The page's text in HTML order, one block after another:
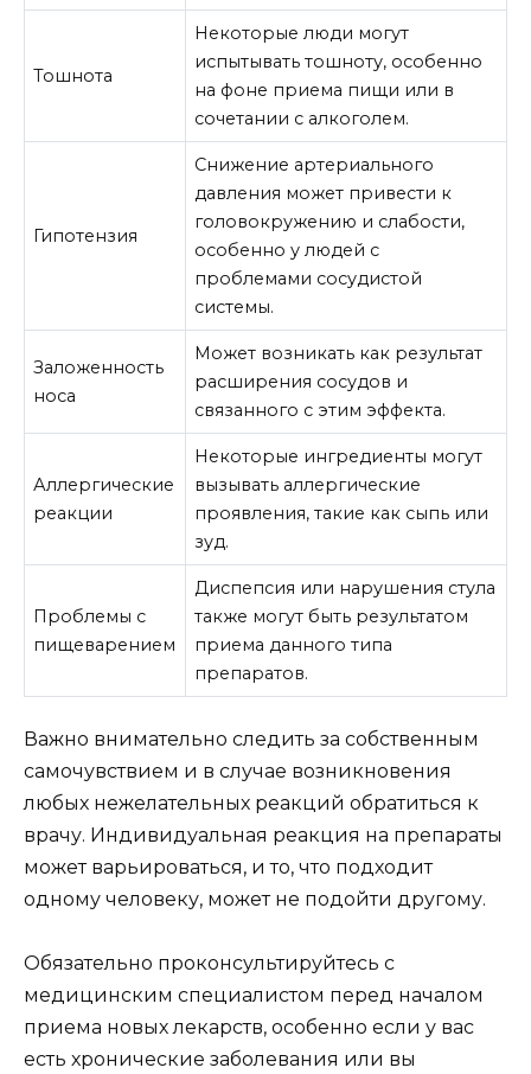
Тошнота
Некоторые люди могут
испытывать тошноту, особенно
на фоне приема пищи или в
сочетании с алкоголем.
Гипотензия
Снижение артериального
давления может привести к
головокружению и слабости,
особенно у людей с
проблемами сосудистой
системы.
Заложенность
носа
Может возникать как результат
расширения сосудов и
связанного с этим эффекта.
Аллергические
реакции
Некоторые ингредиенты могут
вызывать аллергические
проявления, такие как сыпь или
зуд.
Проблемы с
пищеварением
Диспепсия или нарушения стула
также могут быть результатом
приема данного типа
препаратов.
Важно внимательно следить за собственным
самочувствием и в случае возникновения
любых нежелательных реакций обратиться к
врачу. Индивидуальная реакция на препараты
может варьироваться, и то, что подходит
одному человеку, может не подойти другому.
Обязательно проконсультируйтесь с
медицинским специалистом перед началом
приема новых лекарств, особенно если у вас
есть хронические заболевания или вы